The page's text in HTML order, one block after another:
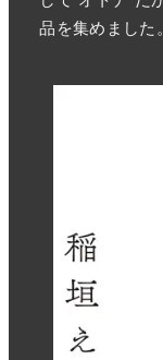
品を集めました。